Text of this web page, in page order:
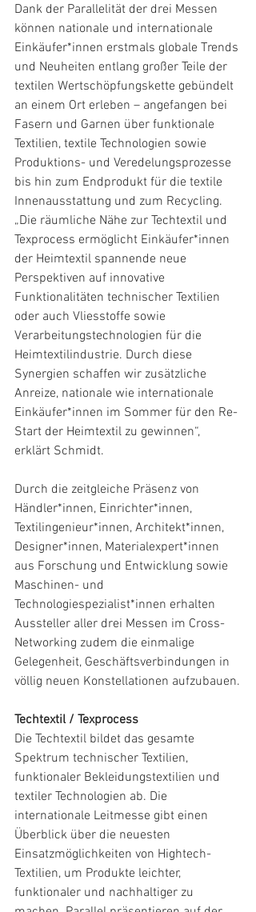
Dank der Parallelität der drei Messen
können nationale und internationale
Einkäufer*innen erstmals globale Trends
und Neuheiten entlang großer Teile der
textilen Wertschöpfungskette gebündelt
an einem Ort erleben – angefangen bei
Fasern und Garnen über funktionale
Textilien, textile Technologien sowie
Produktions- und Veredelungsprozesse
bis hin zum Endprodukt für die textile
Innenausstattung und zum Recycling.
„Die räumliche Nähe zur Techtextil und
Texprocess ermöglicht Einkäufer*innen
der Heimtextil spannende neue
Perspektiven auf innovative
Funktionalitäten technischer Textilien
oder auch Vliesstoffe sowie
Verarbeitungstechnologien für die
Heimtextilindustrie. Durch diese
Synergien schaffen wir zusätzliche
Anreize, nationale wie internationale
Einkäufer*innen im Sommer für den Re-
Start der Heimtextil zu gewinnen“,
erklärt Schmidt.
Durch die zeitgleiche Präsenz von
Händler*innen, Einrichter*innen,
Textilingenieur*innen, Architekt*innen,
Designer*innen, Materialexpert*innen
aus Forschung und Entwicklung sowie
Maschinen- und
Technologiespezialist*innen erhalten
Aussteller aller drei Messen im Cross-
Networking zudem die einmalige
Gelegenheit, Geschäftsverbindungen in
völlig neuen Konstellationen aufzubauen.
Techtextil / Texprocess
Die Techtextil bildet das gesamte
Spektrum technischer Textilien,
funktionaler Bekleidungstextilien und
textiler Technologien ab. Die
internationale Leitmesse gibt einen
Überblick über die neuesten
Einsatzmöglichkeiten von Hightech-
Textilien, um Produkte leichter,
funktionaler und nachhaltiger zu